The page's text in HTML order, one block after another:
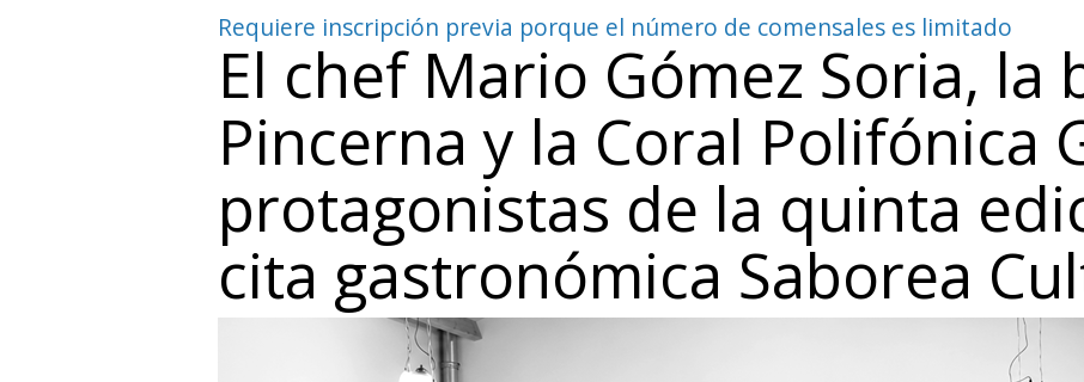
Requiere inscripción previa porque el número de comensales es limitado
El chef Mario Gómez Soria, la
Pincerna y la Coral Polifónica
protagonistas de la quinta
cita gastronómica Saborea